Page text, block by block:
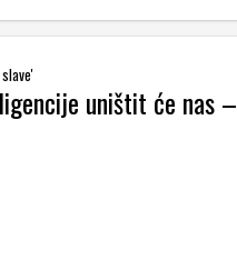
uništit će nas –